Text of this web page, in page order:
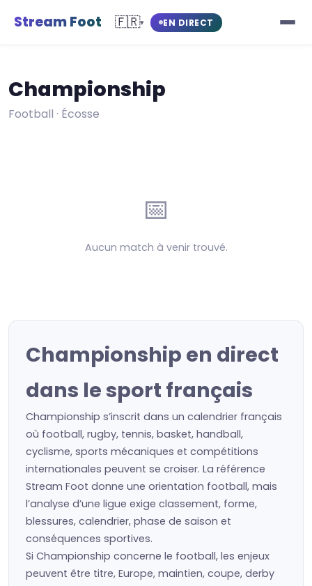
Stream Foot 🇫🇷▾ EN DIRECT
Championship
Football · Écosse
📅
Aucun match à venir trouvé.
Championship en direct
dans le sport français
Championship s’inscrit dans un calendrier français
où football, rugby, tennis, basket, handball,
cyclisme, sports mécaniques et compétitions
internationales peuvent se croiser. La référence
Stream Foot donne une orientation football, mais
l’analyse d’une ligue exige classement, forme,
blessures, calendrier, phase de saison et
conséquences sportives.
Si Championship concerne le football, les enjeux
peuvent être titre, Europe, maintien, coupe, derby